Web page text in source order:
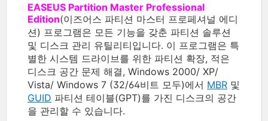
EASEUS Partition Master Professional
Edition(이즈어스 파티션 마스터 프로페셔널 에디
션) 프로그램은 모든 기능을 갖춘 파티션 솔루션
및 디스크 관리 유틸리티입니다. 이 프로그램은 특
별한 시스템 드라이브를 위한 파티션 확장, 적은
디스크 공간 문제 해결, Windows 2000/ XP/
Vista/ Windows 7 (32/64비트 모두)에서 MBR 및
GUID 파티션 테이블(GPT)를 가진 디스크의 공간
을 관리할 수 있습니다.